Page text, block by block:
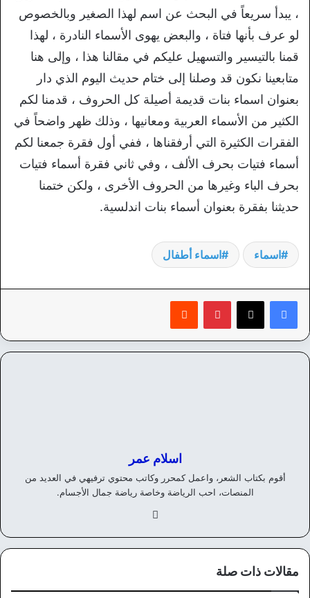
، يبدأ سريعاً في البحث عن اسم لهذا الصغير وبالخصوص
لو عرف بأنها فتاة ، والبعض يهوى الأسماء النادرة ، لهذا
قمنا بالتيسير والتسهيل عليكم في مقالنا هذا ، وإلى هنا
متابعينا نكون قد وصلنا إلى ختام حديث اليوم الذي دار
بعنوان اسماء بنات قديمة أصيلة كل الحروف ، قدمنا لكم
الكثير من الأسماء العربية ومعانيها ، وذلك ظهر واضحاً في
الفقرات الكثيرة التي أرفقناها ، ففي أول فقرة جمعنا لكم
أسماء فتيات بحرف الألف ، وفي ثاني فقرة أسماء فتيات
بحرف الباء وغيرها من الحروف الأخرى ، ولكن ختمنا
حديثنا بفقرة بعنوان أسماء بنات اندلسية.
اسماء اسماء أطفال
بينتيريست
اسلام عمر
أقوم بكتاب الشعر، واعمل كمحرر وكاتب محتوي ترفيهي في العديد من
المنصات، احب الرياضة وخاصة رياضة جمال الأجسام.
وك
مقالات ذات صلة